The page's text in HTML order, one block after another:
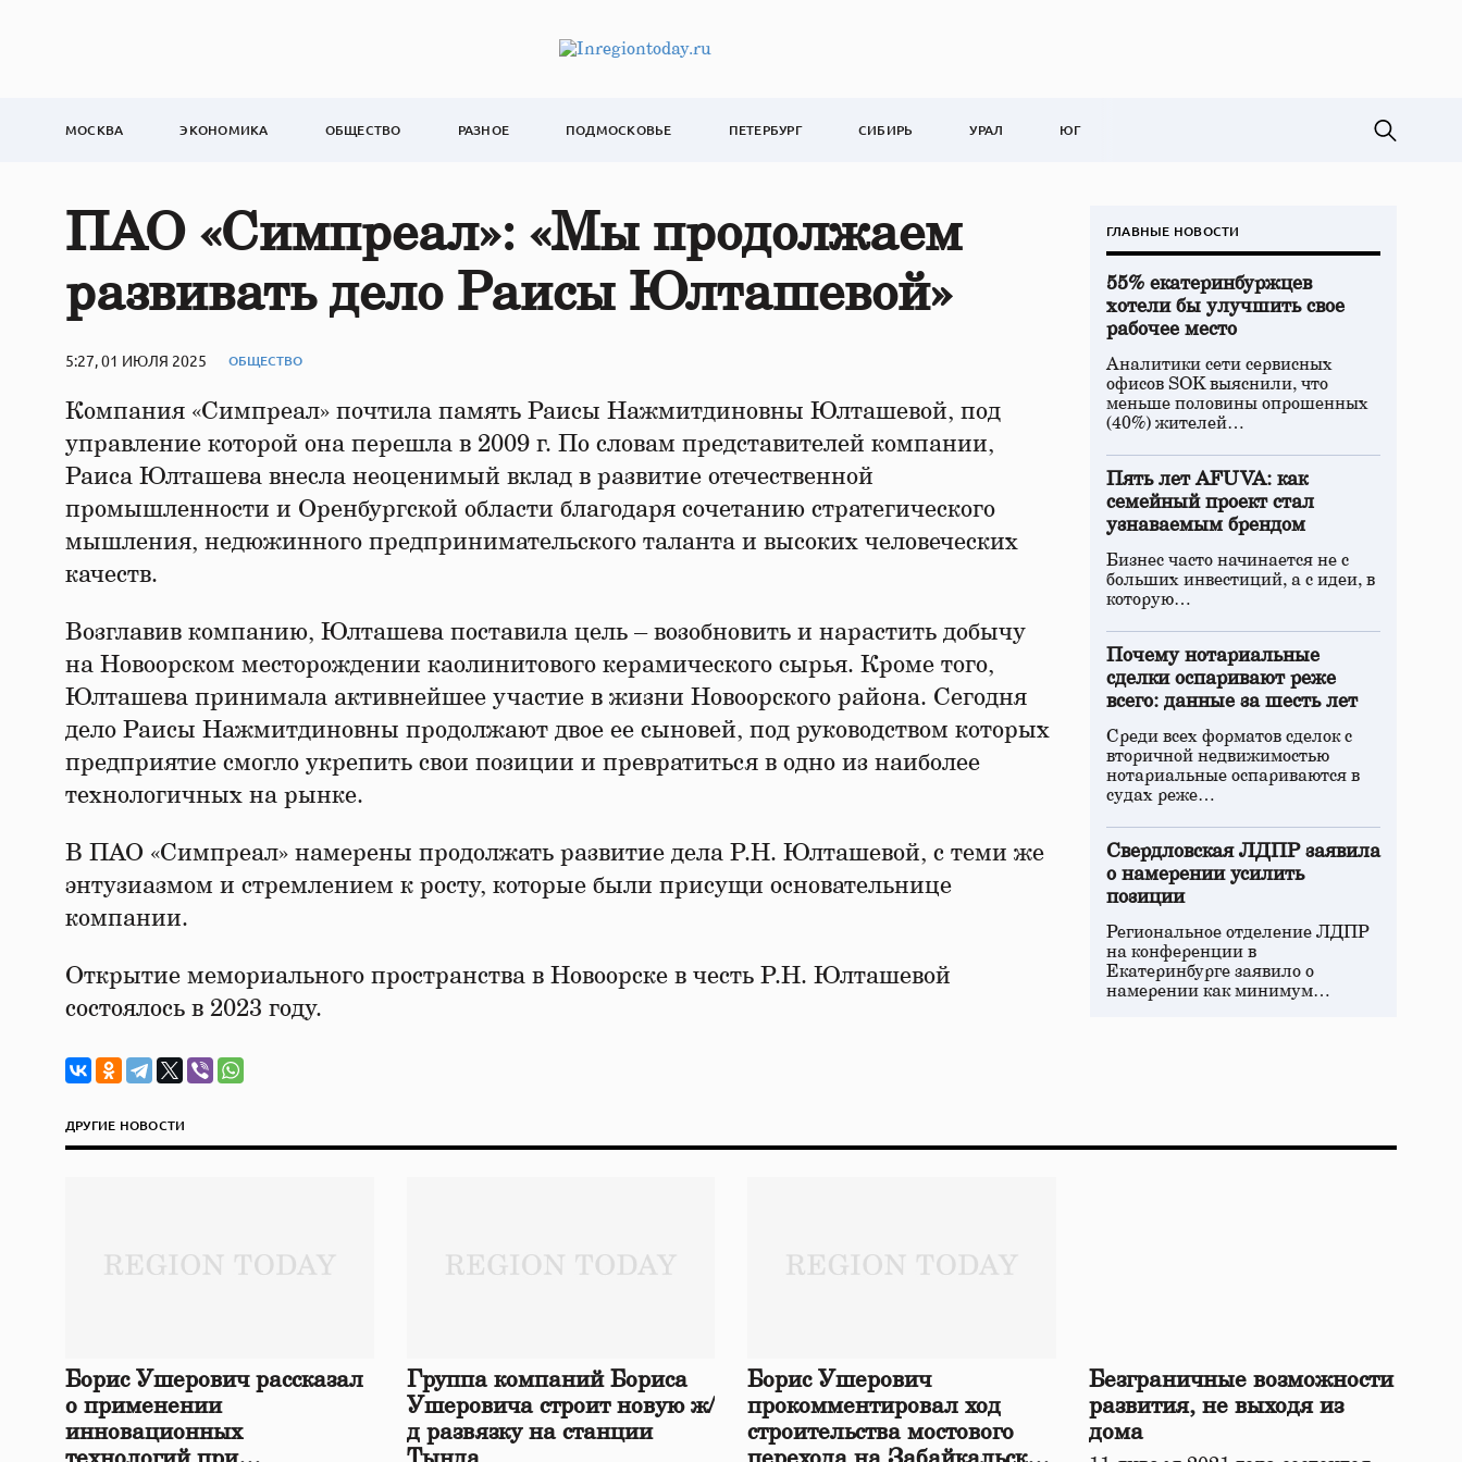
МОСКВА ЭКОНОМИКА ОБЩЕСТВО РАЗНОЕ ПОДМОСКОВЬЕ ПЕТЕРБУРГ СИБИРЬ УРАЛ ЮГ
ПАО «Симпреал»: «Мы продолжаем
развивать дело Раисы Юлташевой»
5:27, 01 ИЮЛЯ 2025 ОБЩЕСТВО
Компания «Симпреал» почтила память Раисы Нажмитдиновны Юлташевой, под
управление которой она перешла в 2009 г. По словам представителей компании,
Раиса Юлташева внесла неоценимый вклад в развитие отечественной
промышленности и Оренбургской области благодаря сочетанию стратегического
мышления, недюжинного предпринимательского таланта и высоких человеческих
качеств.
Возглавив компанию, Юлташева поставила цель – возобновить и нарастить добычу
на Новоорском месторождении каолинитового керамического сырья. Кроме того,
Юлташева принимала активнейшее участие в жизни Новоорского района. Сегодня
дело Раисы Нажмитдиновны продолжают двое ее сыновей, под руководством которых
предприятие смогло укрепить свои позиции и превратиться в одно из наиболее
технологичных на рынке.
В ПАО «Симпреал» намерены продолжать развитие дела Р.Н. Юлташевой, с теми же
энтузиазмом и стремлением к росту, которые были присущи основательнице
компании.
Открытие мемориального пространства в Новоорске в честь Р.Н. Юлташевой
состоялось в 2023 году.
ГЛАВНЫЕ НОВОСТИ
55% екатеринбуржцев
хотели бы улучшить свое
рабочее место
Аналитики сети сервисных
офисов SOK выяснили, что
меньше половины опрошенных
(40%) жителей…
Пять лет AFUVA: как
семейный проект стал
узнаваемым брендом
Бизнес часто начинается не с
больших инвестиций, а с идеи, в
которую…
Почему нотариальные
сделки оспаривают реже
всего: данные за шесть лет
Среди всех форматов сделок с
вторичной недвижимостью
нотариальные оспариваются в
судах реже…
Свердловская ЛДПР заявила
о намерении усилить
позиции
Региональное отделение ЛДПР
на конференции в
Екатеринбурге заявило о
намерении как минимум…
ДРУГИЕ НОВОСТИ
Борис Ушерович рассказал
о применении
инновационных
Группа компаний Бориса
Ушеровича строит новую ж/
д развязку на станции
Борис Ушерович
прокомментировал ход
строительства мостового
Безграничные возможности
развития, не выходя из
дома